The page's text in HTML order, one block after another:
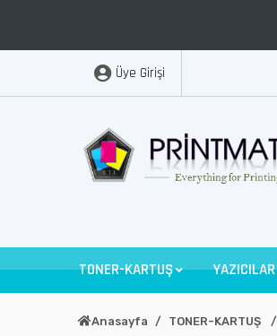
Üye Girişi
TONER-KARTUŞ YAZICILAR
Anasayfa TONER-KARTUŞ